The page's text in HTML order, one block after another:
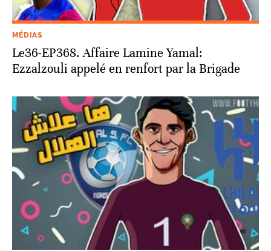
MÉDIAS
Le36-EP368. Affaire Lamine Yamal:
Ezzalzouli appelé en renfort par la Brigade